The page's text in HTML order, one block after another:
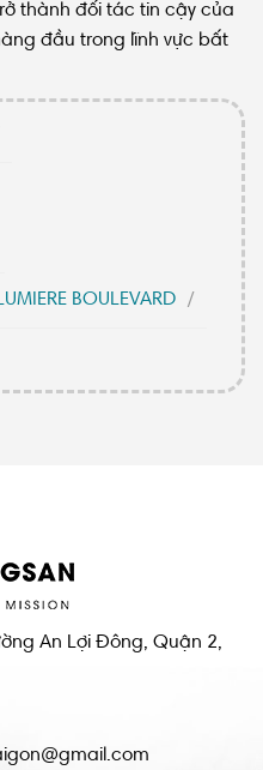
thành đối tác tin cậy của
đầu trong lĩnh vực bất
BOULEVARD
An Lợi Đông, Quận 2,